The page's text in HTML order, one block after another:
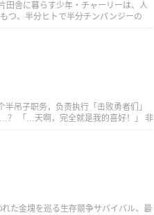
田舎に暮らす少年・チャーリーは、人
つ、半分ヒトで半分チンパンジーの
里親の勧めで初めて学校に入学。 そこ
解放」を掲げる テロ組織・ALAにつ
め、ALAと対決する道を選択する——
、 「ヒト以外」のチャーリーが、ル
ドラマが、ここに開幕!!
吊子职务，负责执行「击败勇者们」
？ 「…天啊，完全就是我的喜好！」 非
那认真战斗时的神情、举止，全部都可
した、元人間の魔族・ヨウキは、魔
務に就いていた。 やがて魔王城に攻
、ドストライクだわ」 あろうこと
た！ 真剣に挑む顔も、しぐさも、も
ウキだが――？ 人間と魔族の織り成す
ー！た金塊を巡る生存競争サバイバル、最